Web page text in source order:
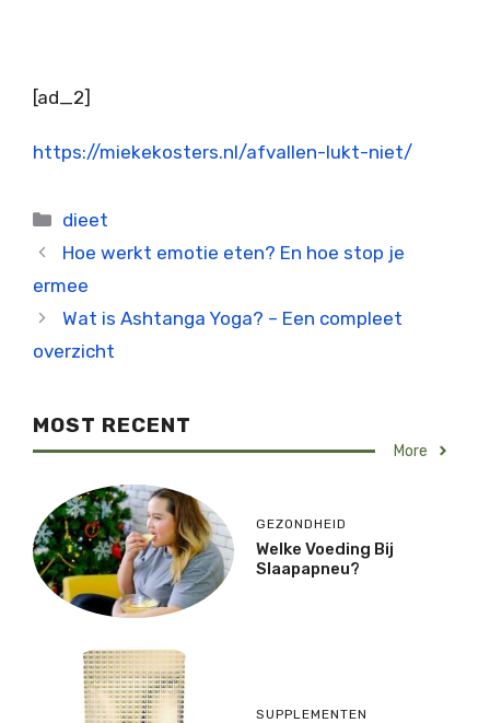
[ad_2]
https://miekekosters.nl/afvallen-lukt-niet/
Categorieën
dieet
Hoe werkt emotie eten? En hoe stop je
ermee
Wat is Ashtanga Yoga? – Een compleet
overzicht
MOST RECENT
More
GEZONDHEID
Welke Voeding Bij
Slaapapneu?
SUPPLEMENTEN